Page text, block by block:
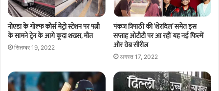
नोएडा के गोल्फ कोर्स मेट्रो स्टेशन पर पत्नी
के सामने ट्रेन के आगे कूदा शख्स, मौत
सितम्बर 19, 2022
पंकज त्रिपाठी की ‘शेरदिल’ समेत इस
सप्ताह ओटीटी पर आ रहीं यह नई फिल्में
और वेब सीरीज
अगस्त 17, 2022